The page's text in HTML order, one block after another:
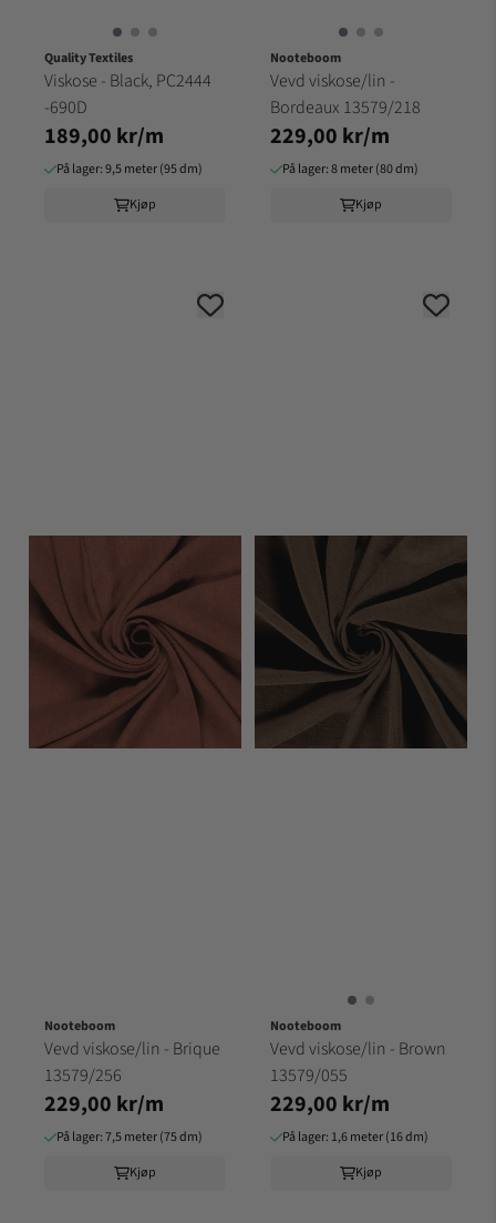
Quality Textiles
Viskose - Black, PC2444
-690D
189,00 kr/m
På lager: 9,5 meter (95 dm)
Kjøp
Nooteboom
Vevd viskose/lin -
Bordeaux 13579/218
229,00 kr/m
På lager: 8 meter (80 dm)
Kjøp
Nooteboom
Vevd viskose/lin - Brique
13579/256
229,00 kr/m
På lager: 7,5 meter (75 dm)
Kjøp
Nooteboom
Vevd viskose/lin - Brown
13579/055
229,00 kr/m
På lager: 1,6 meter (16 dm)
Kjøp